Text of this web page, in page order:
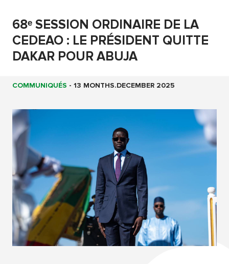
68ᵉ SESSION ORDINAIRE DE LA
CEDEAO : LE PRÉSIDENT QUITTE
DAKAR POUR ABUJA
COMMUNIQUÉS - 13 MONTHS.DECEMBER 2025